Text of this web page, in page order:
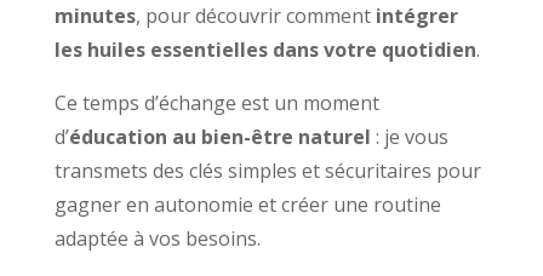
minutes, pour découvrir comment intégrer
les huiles essentielles dans votre quotidien.
Ce temps d’échange est un moment
d’éducation au bien-être naturel : je vous
transmets des clés simples et sécuritaires pour
gagner en autonomie et créer une routine
adaptée à vos besoins.